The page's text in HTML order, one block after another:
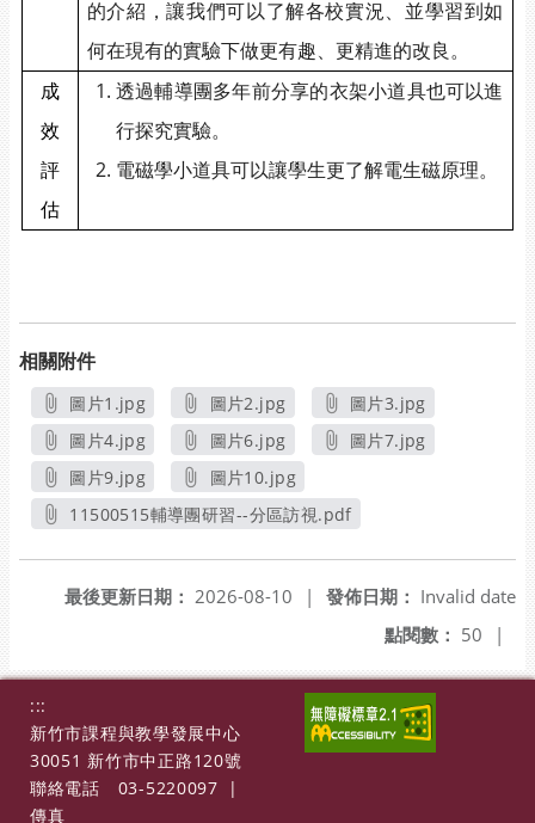
的介紹，讓我們可以了解各校實況、並學習到如
何在現有的實驗下做更有趣、更精進的改良。
成
效
評
估
透過輔導團多年前分享的衣架小道具也可以進
行探究實驗。
電磁學小道具可以讓學生更了解電生磁原理。
相關附件
圖片1.jpg
另開新視窗
圖片2.jpg
另開新視窗
圖片3.jpg
另開新視窗
圖片4.jpg
另開新視窗
圖片6.jpg
另開新視窗
圖片7.jpg
圖片9.jpg
另開新視窗
圖片10.jpg
另開新視窗
11500515輔導團研習--分區訪視.pdf
發佈日期： Invalid date
最後更新日期： 2026-08-10
|
點閱數： 50 |
:::
新竹市課程與教學發展中心
30051 新竹市中正路120號
聯絡電話
03-5220097
|
傳真